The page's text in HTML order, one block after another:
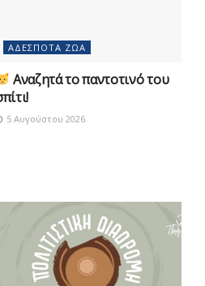
ΑΔΈΣΠΟΤΑ ΖΏΑ
Αναζητά το παντοτινό του
5 Αυγούστου 2026